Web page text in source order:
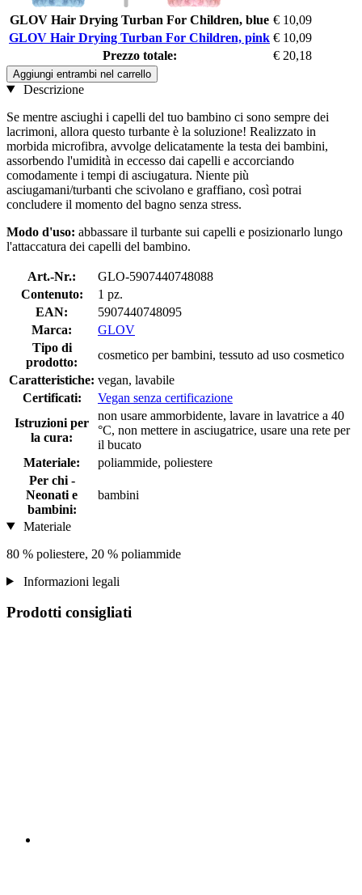
GLOV Hair Drying Turban For Children, blue € 10,09
GLOV Hair Drying Turban For Children, pink € 10,09
Prezzo totale:
€ 20,18
Aggiungi entrambi nel carrello
Descrizione
Se mentre asciughi i capelli del tuo bambino ci sono sempre dei
lacrimoni, allora questo turbante è la soluzione! Realizzato in
morbida microfibra, avvolge delicatamente la testa dei bambini,
assorbendo l'umidità in eccesso dai capelli e accorciando
comodamente i tempi di asciugatura. Niente più
asciugamani/turbanti che scivolano e graffiano, così potrai
concludere il momento del bagno senza stress.
Modo d'uso: abbassare il turbante sui capelli e posizionarlo lungo
l'attaccatura dei capelli del bambino.
Art.-Nr.:
GLO-5907440748088
Contenuto:
1 pz.
EAN:
5907440748095
Marca:
GLOV
Tipo di
prodotto:
cosmetico per bambini, tessuto ad uso cosmetico
Caratteristiche: vegan, lavabile
Certificati:
Vegan senza certificazione
Istruzioni per
la cura:
non usare ammorbidente, lavare in lavatrice a 40
°C, non mettere in asciugatrice, usare una rete per
il bucato
Materiale:
poliammide, poliestere
Per chi -
Neonati e
bambini:
bambini
Materiale
80 % poliestere, 20 % poliammide
Informazioni legali
Prodotti consigliati